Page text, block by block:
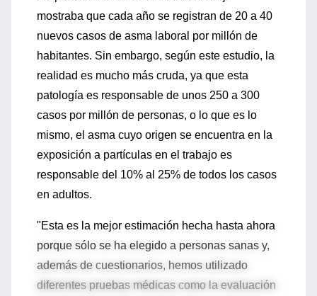
mostraba que cada año se registran de 20 a 40
nuevos casos de asma laboral por millón de
habitantes. Sin embargo, según este estudio, la
realidad es mucho más cruda, ya que esta
patología es responsable de unos 250 a 300
casos por millón de personas, o lo que es lo
mismo, el asma cuyo origen se encuentra en la
exposición a partículas en el trabajo es
responsable del 10% al 25% de todos los casos
en adultos.
"Esta es la mejor estimación hecha hasta ahora
porque sólo se ha elegido a personas sanas y,
además de cuestionarios, hemos utilizado
diferentes pruebas médicas como la evaluación